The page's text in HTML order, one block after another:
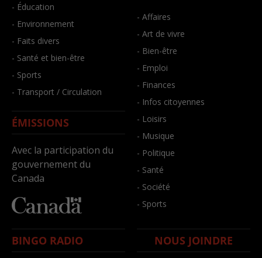
- Éducation
- Environnement
- Faits divers
- Santé et bien-être
- Sports
- Transport / Circulation
ÉMISSIONS
Avec la participation du
gouvernement du
Canada
- Affaires
- Art de vivre
- Bien-être
- Emploi
- Finances
- Infos citoyennes
- Loisirs
- Musique
- Politique
- Santé
- Société
- Sports
BINGO RADIO NOUS JOINDRE